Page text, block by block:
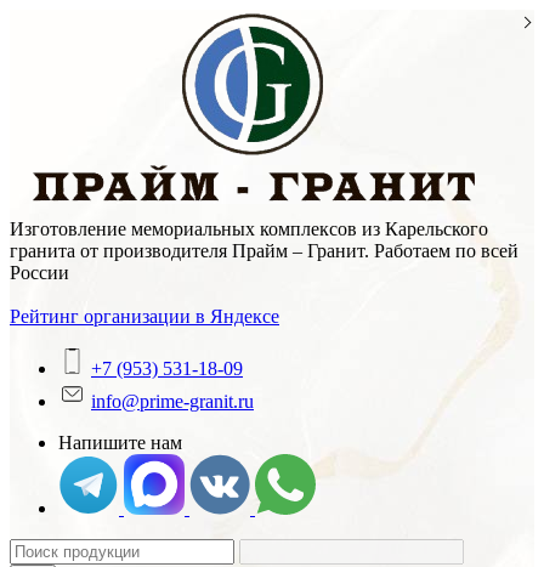
Изготовление мемориальных комплексов из Карельского
гранита от производителя Прайм – Гранит. Работаем по всей
России
Рейтинг организации в Яндексе
+7 (953) 531-18-09
info@prime-granit.ru
Напишите нам